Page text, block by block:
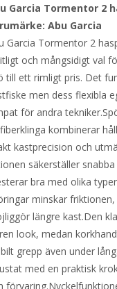
Garcia Tormentor 2
Abu Garcia
Garcia Tormentor 2
och mångsidigt val
till ett rimligt pris. Det
men dess flexibla
för andra
kombinerar
kastprecision och
säkerställer
bra med olika
minskar
längre kast.Den
look, medan
grepp även under
med en praktisk